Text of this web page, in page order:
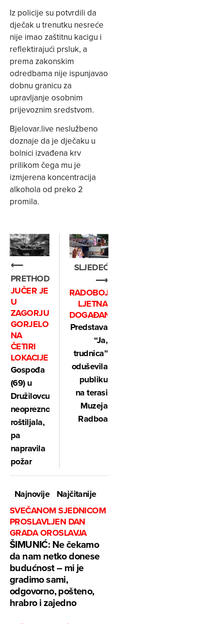
Iz policije su potvrdili da
dječak u trenutku nesreće
nije imao zaštitnu kacigu i
reflektirajući prsluk, a
prema zakonskim
odredbama nije ispunjavao
dobnu granicu za
upravljanje osobnim
prijevoznim sredstvom.
Bjelovar.live neslužbeno
doznaje da je dječaku u
bolnici izvađena krv
prilikom čega mu je
izmjerena koncentracija
alkohola od preko 2
promila.
⟵
PRETHODNO
JUČER JE
U
ZAGORJU
GORJELO
NA
ČETIRI
LOKACIJE
Gospođa
(69) u
Družilovcu
neoprezno
roštiljala,
pa
napravila
požar
SLJEDEĆE
⟶
RADOBOJSKA
LJETNA
DOGAĐANJA
Predstava
“Ja,
trudnica”
oduševila
publiku
na terasi
Muzeja
Radboa
Najnovije
Najčitanije
SVEČANOM SJEDNICOM
PROSLAVLJEN DAN
GRADA OROSLAVJA
ŠIMUNIĆ: Ne čekamo
da nam netko donese
budućnost – mi je
gradimo sami,
odgovorno, pošteno,
hrabro i zajedno